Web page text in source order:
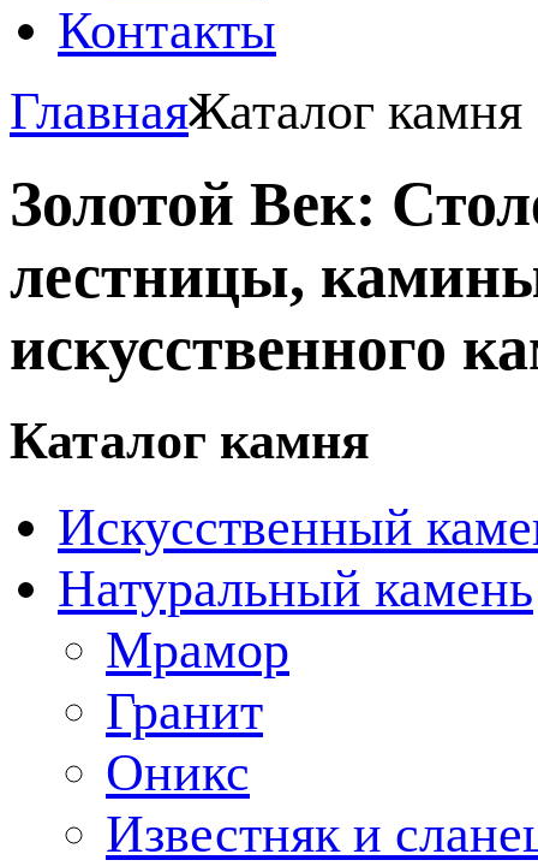
Контакты
ГлавнаяКаталог камня
Золотой Век:
лестницы,
искусственного
Каталог камня
Искусственный
Натуральный камень
Мрамор
Гранит
Оникс
Известняк и